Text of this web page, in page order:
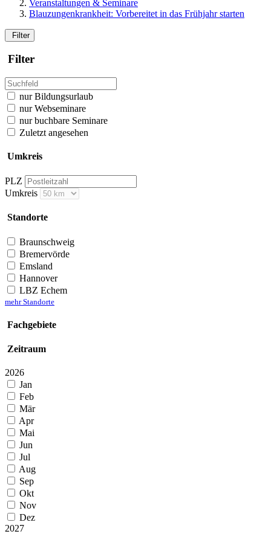
Veranstaltungen & Seminare
Blauzungenkrankheit: Vorbereitet in das Frühjahr starten
Filter
Filter
nur Bildungsurlaub
nur Webseminare
nur buchbare Seminare
Zuletzt angesehen
Umkreis
PLZ
Umkreis
Standorte
Braunschweig
Bremervörde
Emsland
Hannover
LBZ Echem
mehr Standorte
Fachgebiete
Zeitraum
2026
Jan
Feb
Mär
Apr
Mai
Jun
Jul
Aug
Sep
Okt
Nov
Dez
2027